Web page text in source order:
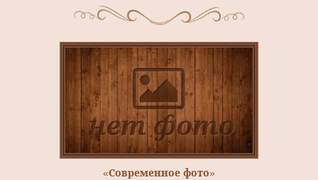
«Современное фото»